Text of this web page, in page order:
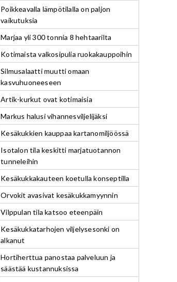
Poikkeavalla lämpötilalla on paljon
vaikutuksia
Marjaa yli 300 tonnia 8 hehtaarilta
Kotimaista valkosipulia ruokakauppoihin
Silmusalaatti muutti omaan
kasvuhuoneeseen
Artik-kurkut ovat kotimaisia
Markus halusi vihannesviljelijäksi
Kesäkukkien kauppaa kartanomiljöössä
Isotalon tila keskitti marjatuotannon
tunneleihin
Kesäkukkakauteen koetulla konseptilla
Orvokit avasivat kesäkukkamyynnin
Vilppulan tila katsoo eteenpäin
Kesäkukkatarhojen viljelysesonki on
alkanut
Hortiherttua panostaa palveluun ja
säästää kustannuksissa